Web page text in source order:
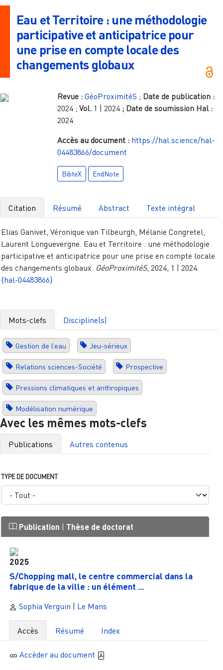
Eau et Territoire : une méthodologie
participative et anticipatrice pour
une prise en compte locale des
changements globaux
Revue :GéoProximitéS ; Date de publication :
2024 ;Vol. 1 | 2024 ; Date de soumission Hal :
2024
Accès au document : https://hal.science/hal-
04483866/document
BibteX EndNote
Citation Résumé Abstract Texte intégral
Elias Ganivet, Véronique van Tilbeurgh, Mélanie Congretel,
Laurent Longuevergne. Eau et Territoire : une méthodologie
participative et anticipatrice pour une prise en compte locale
des changements globaux. GéoProximitéS, 2024, 1 | 2024.
⟨hal-04483866⟩
Mots-clefs Discipline(s)
Gestion de l’eau Jeu-sérieux
Relations sciences-Société Prospective
Pressions climatiques et anthropiques
Modélisation numérique
Avec les mêmes mots-clefs
Publications Autres contenus
TYPE DE DOCUMENT
Publication | Thèse de doctorat
2025
S/Chopping mall, le centre commercial dans la
fabrique de la ville : un élément ...
Sophia Verguin Le Mans
Accès Résumé Index
Accèder au document